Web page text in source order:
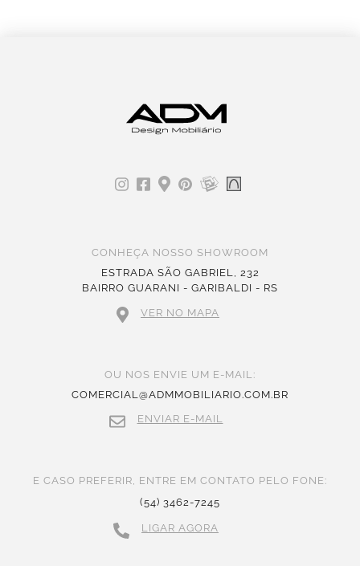
CONHEÇA NOSSO SHOWROOM
ESTRADA SÃO GABRIEL, 232
BAIRRO GUARANI - GARIBALDI - RS
VER NO MAPA
OU NOS ENVIE UM E-MAIL:
COMERCIAL@ADMMOBILIARIO.COM.BR
ENVIAR E-MAIL
E CASO PREFERIR, ENTRE EM CONTATO PELO FONE:
(54) 3462-7245
LIGAR AGORA